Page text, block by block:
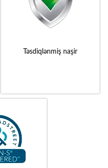
Təsdiqlənmiş naşir